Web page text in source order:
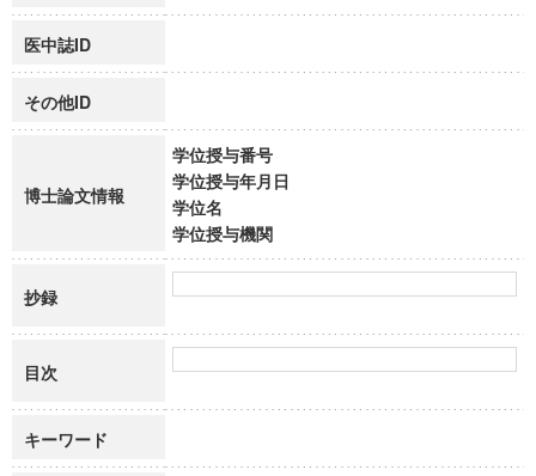
医中誌ID
その他ID
博士論文情報
学位授与番号
学位授与年月日
学位名
学位授与機関
抄録
目次
キーワード